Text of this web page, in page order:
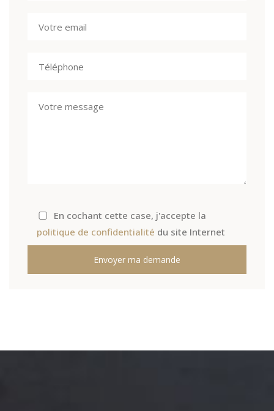
En cochant cette case, j'accepte la
politique de confidentialité du site Internet